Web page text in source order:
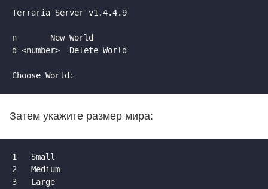
Terraria Server v1.4.4.9
n		New World
d <number>	Delete World
Choose World:
Затем укажите размер мира:
1	Small
2	Medium
3	Large